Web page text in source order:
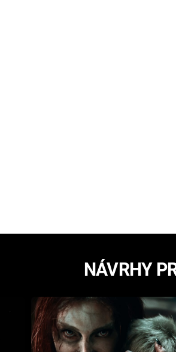
NÁVRHY